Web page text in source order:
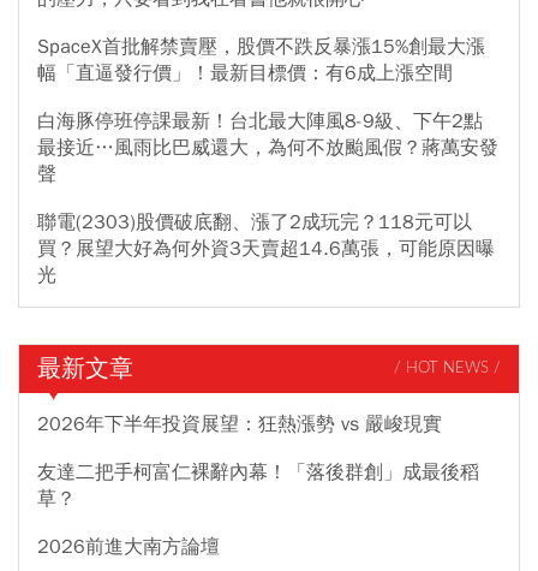
SpaceX首批解禁賣壓，股價不跌反暴漲15%創最大漲
幅「直逼發行價」！最新目標價：有6成上漲空間
白海豚停班停課最新！台北最大陣風8-9級、下午2點
最接近…風雨比巴威還大，為何不放颱風假？蔣萬安發
聲
聯電(2303)股價破底翻、漲了2成玩完？118元可以
買？展望大好為何外資3天賣超14.6萬張，可能原因曝
光
最新文章 / HOT NEWS /
2026年下半年投資展望：狂熱漲勢 vs 嚴峻現實
友達二把手柯富仁裸辭內幕！「落後群創」成最後稻
草？
2026前進大南方論壇